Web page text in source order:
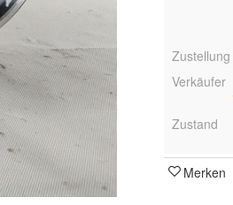
Zustellung
Verkäufer
Zustand
Merken